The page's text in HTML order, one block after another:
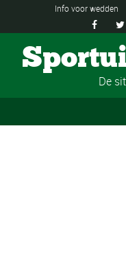
Info voor wedden
 
De